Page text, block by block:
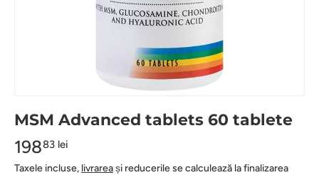
MSM Advanced tablets 60 tablete
19883 lei
Taxele incluse, livrareași reducerile se calculează la finalizarea